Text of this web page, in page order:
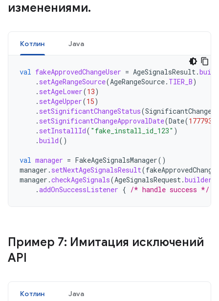
изменениями.
Котлин Java
val fakeApprovedChangeUser = AgeSignalsResult.
. setAgeRangeSource(AgeRangeSource. TIER_B)
. setAgeLower(13)
. setAgeUpper(15)
. setSignificantChangeStatus(
. setSignificantChangeApprovalDate(Date(
. setInstallId( "fake_install_id_123" )
.build()
val manager = FakeAgeSignalsManager()
manager . setNextAgeSignalsResult(
manager .checkAgeSignals(AgeSignalsRequest.builder
.addOnSuccessListener { /* handle success */
Пример 7: Имитация исключений
API
Котлин Java